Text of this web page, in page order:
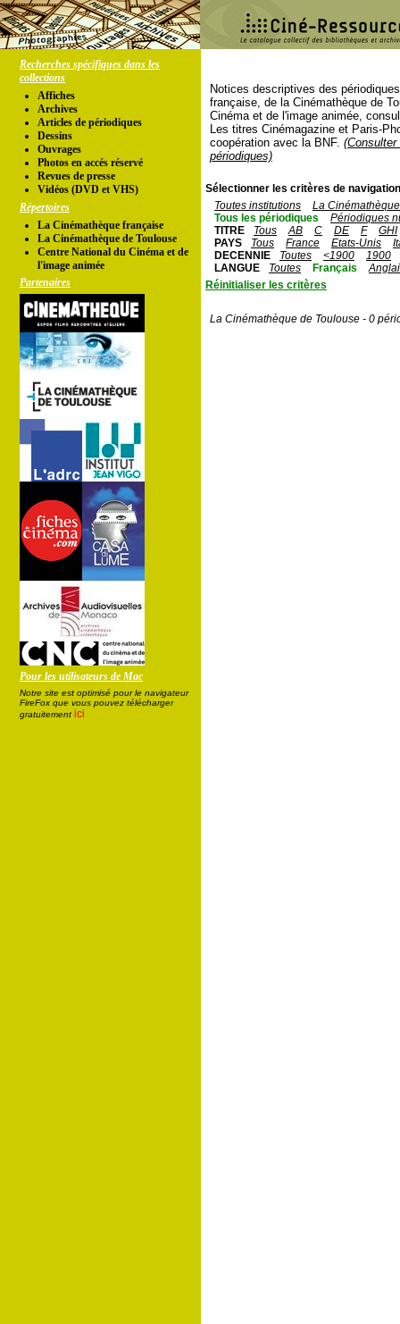
Recherches spécifiques dans les
collections
Affiches
Archives
Articles de périodiques
Dessins
Ouvrages
Photos en accés réservé
Revues de presse
Vidéos (DVD et VHS)
Répertoires
La Cinémathèque française
La Cinémathèque de Toulouse
Centre National du Cinéma et de
l'image animée
Partenaires
Pour les utilisateurs de Mac
Notre site est optimisé pour le navigateur
FireFox que vous pouvez télécharger
gratuitement ici
Notices descriptives des
française, de la Cinémathèque de
Cinéma et de l'image animée,
Les titres Cinémagazine et Paris-
coopération avec la BNF.
périodiques)
Sélectionner les critères de
Toutes institutions
La
Tous les périodiques
Périodiques
TITRE
Tous AB C DE F
GHI
PAYS
Tous France Etats-Unis
DECENNIE
Toutes <1900
1900
LANGUE
Toutes Français
Réinitialiser les critères
La Cinémathèque de Toulouse - 0